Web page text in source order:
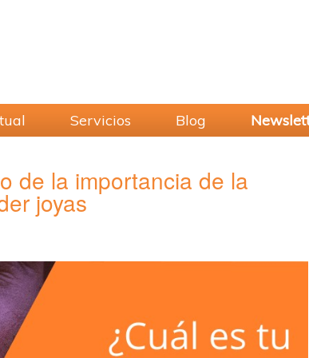
Servicios Blog
de la importancia de la
joyas